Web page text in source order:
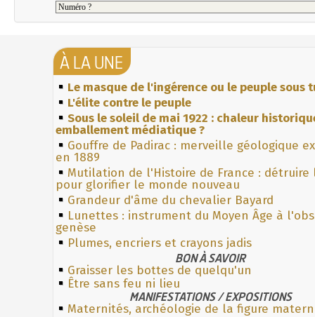
À LA UNE
Le masque de l'ingérence ou le peuple sous
L'élite contre le peuple
Sous le soleil de mai 1922 : chaleur
emballement médiatique ?
Gouffre de Padirac : merveille géologique
en 1889
Mutilation de l'Histoire de France : détruire
pour glorifier le monde nouveau
Grandeur d'âme du chevalier Bayard
Lunettes : instrument du Moyen Âge à
genèse
Plumes, encriers et crayons jadis
BON À SAVOIR
Graisser les bottes de quelqu'un
Être sans feu ni lieu
MANIFESTATIONS / EXPOSITIONS
Maternités, archéologie de la figure